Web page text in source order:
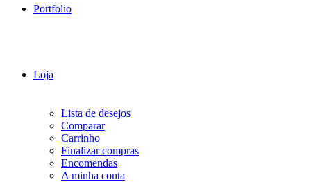
Portfolio
Loja
Lista de desejos
Comparar
Carrinho
Finalizar compras
Encomendas
A minha conta